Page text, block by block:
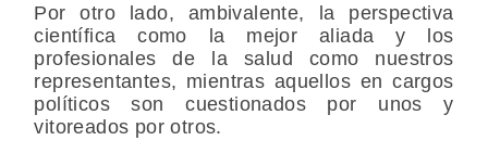
Por otro lado, ambivalente, la perspectiva
científica como la mejor aliada y los
profesionales de la salud como nuestros
representantes, mientras aquellos en cargos
políticos son cuestionados por unos y
vitoreados por otros.